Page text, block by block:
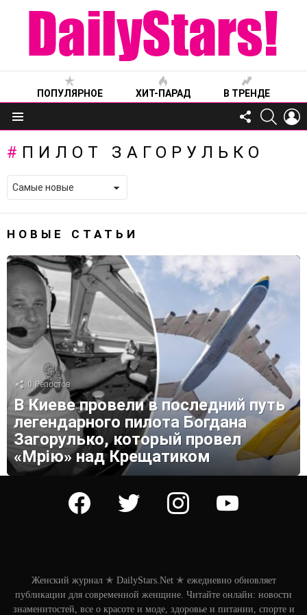
ПОПУЛЯРНОЕ ХИТ-ПАРАД В ТРЕНДЕ
Меню
FOLLOW
US
ПИЛОТ ЗАГОРУЛЬКО
НОВЫЕ СТАТЬИ
0 Репостов
В Киеве провели в последний путь
легендарного пилота Богдана
Загорулько, который провел
«Мрію» над Крещатиком
facebook twitter instagram youtube
Женский журнал ✭ DailyStars.Net ✭ ежедневно обновляет
публикации для современной женщине. Читайте онлайн: новости
знаменитостей, все о красоте и моде, здоровье и питании, спорте и